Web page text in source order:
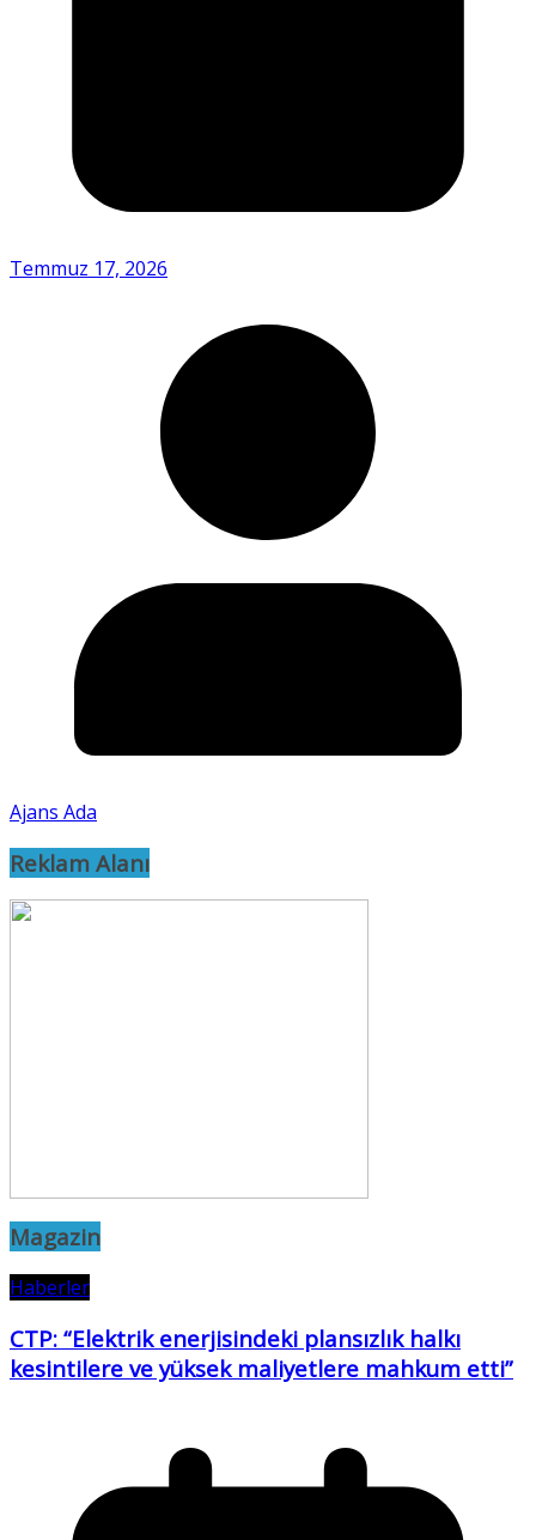
Temmuz 17, 2026
Ajans Ada
Reklam Alanı
Magazin
Haberler
CTP: “Elektrik enerjisindeki plansızlık halkı
kesintilere ve yüksek maliyetlere mahkum etti”